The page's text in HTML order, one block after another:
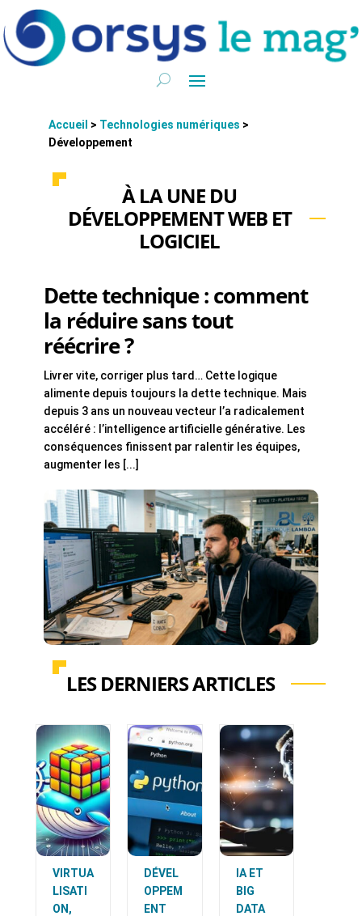
Accueil > Technologies numériques >
Développement
À LA UNE DU
DÉVELOPPEMENT WEB ET
LOGICIEL
Dette technique : comment
la réduire sans tout
réécrire ?
Livrer vite, corriger plus tard… Cette logique
alimente depuis toujours la dette technique. Mais
depuis 3 ans un nouveau vecteur l’a radicalement
accéléré : l’intelligence artificielle générative. Les
conséquences finissent par ralentir les équipes,
augmenter les [...]
LES DERNIERS ARTICLES
VIRTUA
LISATI
ON,
DÉVEL
OPPEM
ENT
IA ET
BIG
DATA